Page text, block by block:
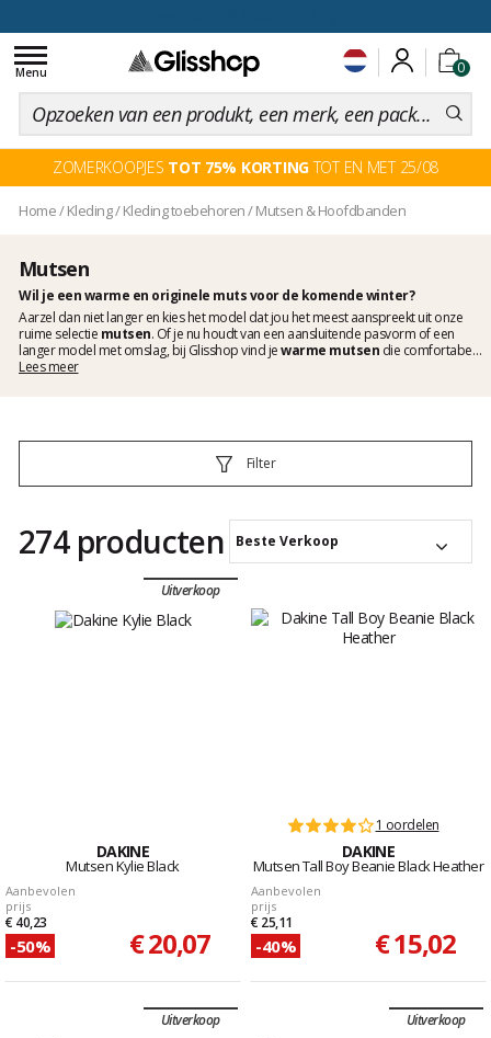
0
Toggle
navigation
Menu
ZOMERKOOPJES TOT 75% KORTINGTOT EN MET 25/08
Home/ Kleding/Kleding toebehoren/Mutsen & Hoofdbanden
Mutsen
Wil je een warme en originele muts voor de komende winter?
Aarzel dan niet langer en kies het model dat jou het meest aanspreekt uit onze
ruime selectie mutsen. Of je nu houdt van een aansluitende pasvorm of een
langer model met omslag, bij Glisshop vind jewarme mutsen die comfortabel
zitten en geschikt zijn voor elk hoofd. Er zijn eenvoudige, tijdloze ontwerpen maar
Lees meer
Filter
274 producten Beste Verkoop
Uitverkoop
DAKINE
Mutsen Kylie Black
Aanbevolen
prijs
€ 40,23
-50% € 20,07
1 oordelen
DAKINE
Mutsen Tall Boy Beanie Black Heather
Aanbevolen
prijs
€ 25,11
-40% € 15,02
Uitverkoop Uitverkoop